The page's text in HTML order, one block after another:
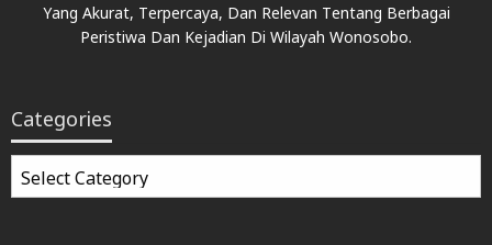
Yang Akurat, Terpercaya, Dan Relevan Tentang Berbagai
Peristiwa Dan Kejadian Di Wilayah Wonosobo.
Categories
Categories